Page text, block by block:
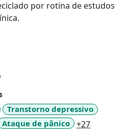
por rotina de estudos
Transtorno depressivo
Ataque de pânico +27